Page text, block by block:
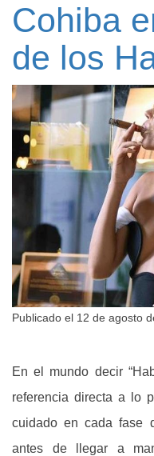
Cohiba
de los
Publicado el 12 de agosto
En el mundo decir
referencia directa a lo
cuidado en cada fase
antes de llegar a